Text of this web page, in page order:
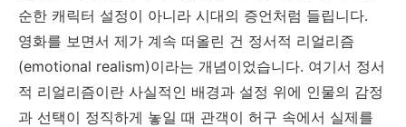
순한 캐릭터 설정이 아니라 시대의 증언처럼 들립니다.
영화를 보면서 제가 계속 떠올린 건 정서적 리얼리즘
(emotional realism)이라는 개념이었습니다. 여기서 정서
적 리얼리즘이란 사실적인 배경과 설정 위에 인물의 감정
과 선택이 정직하게 놓일 때 관객이 허구 속에서 실제를